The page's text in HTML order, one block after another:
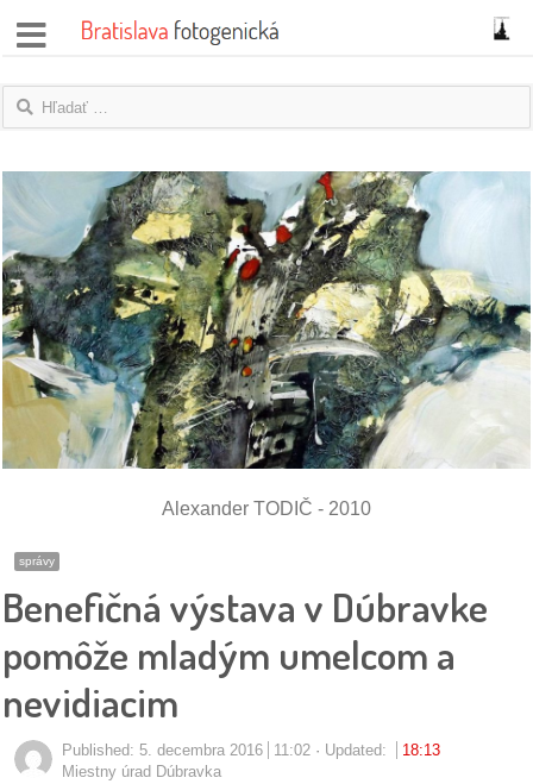
správy
blogy
rozhovory
fotky
protesty
Historický
zákony
mestské
časti
Alexander TODIČ - 2010
správy
Benefičná výstava v Dúbravke
pomôže mladým umelcom a
nevidiacim
Published: 5. decembra 2016 11:02 Updated:
18:13
Miestny úrad Dúbravka